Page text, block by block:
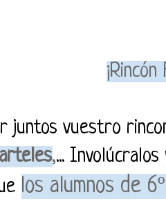
¡Rincón
juntos vuestro
,...
los alumnos de